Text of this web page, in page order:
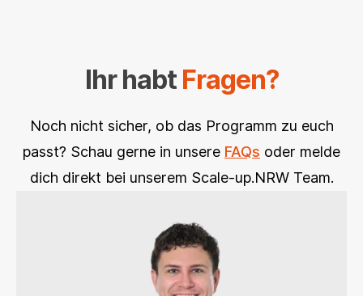
Ihr habt Fragen?
Noch nicht sicher, ob das Programm zu euch
passt? Schau gerne in unsere FAQs oder melde
dich direkt bei unserem Scale-up.NRW Team.